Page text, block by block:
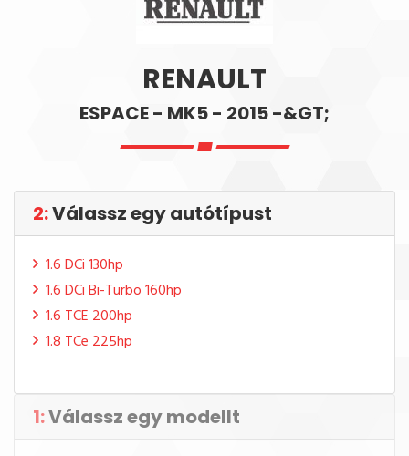
RENAULT
ESPACE - MK5 - 2015 -&GT;
1:Válassz egy modellt
2:Válassz egy autótípust
1.6 DCi 130hp
1.6 DCi Bi-Turbo 160hp
1.6 TCE 200hp
1.8 TCe 225hp